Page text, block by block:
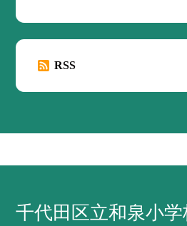
RSS
千代田区立和泉小学